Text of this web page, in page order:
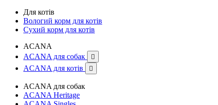
Для котів
Вологий корм для котів
Сухий корм для котів
ACANA
ACANA для собак

ACANA для котів 
ACANA для собак
ACANA Heritage